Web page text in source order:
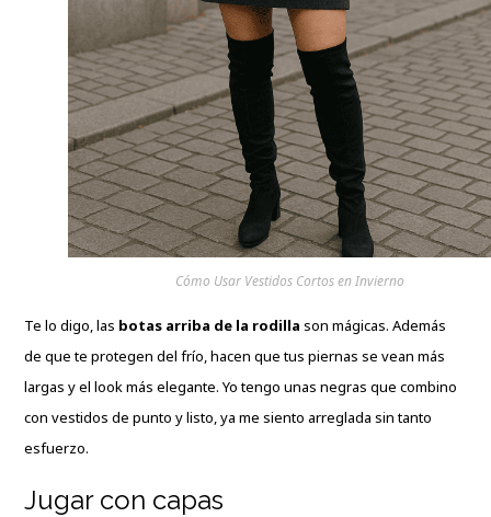
Cómo Usar Vestidos Cortos en Invierno
Te lo digo, las botas arriba de la rodilla son mágicas. Además
de que te protegen del frío, hacen que tus piernas se vean más
largas y el look más elegante. Yo tengo unas negras que combino
con vestidos de punto y listo, ya me siento arreglada sin tanto
esfuerzo.
Jugar con capas